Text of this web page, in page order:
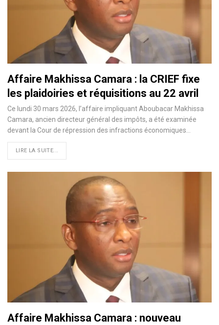
Affaire Makhissa Camara : la CRIEF fixe
les plaidoiries et réquisitions au 22 avril
Ce lundi 30 mars 2026, l’affaire impliquant Aboubacar Makhissa
Camara, ancien directeur général des impôts, a été examinée
devant la Cour de répression des infractions économiques…
LIRE LA SUITE...
Affaire Makhissa Camara : nouveau